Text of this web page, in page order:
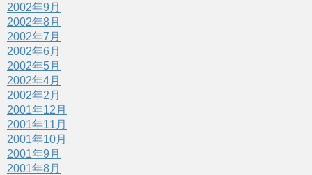
2002年9月
2002年8月
2002年7月
2002年6月
2002年5月
2002年4月
2002年2月
2001年12月
2001年11月
2001年10月
2001年9月
2001年8月